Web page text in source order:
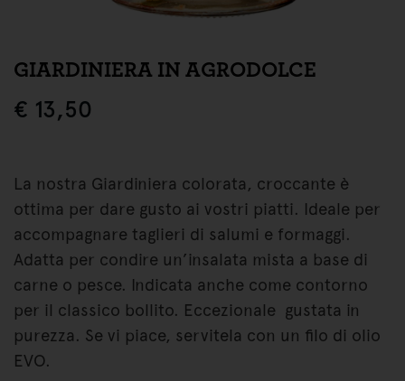
GIARDINIERA IN AGRODOLCE
€ 13,50
La nostra Giardiniera colorata, croccante è
ottima per dare gusto ai vostri piatti. Ideale per
accompagnare taglieri di salumi e formaggi.
Adatta per condire un’insalata mista a base di
carne o pesce. Indicata anche come contorno
per il classico bollito. Eccezionale gustata in
purezza. Se vi piace, servitela con un filo di olio
EVO.